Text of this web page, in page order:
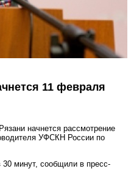
11 февраля
начнется рассмотрение
УФСКН России по
30 минут, сообщили в пресс-